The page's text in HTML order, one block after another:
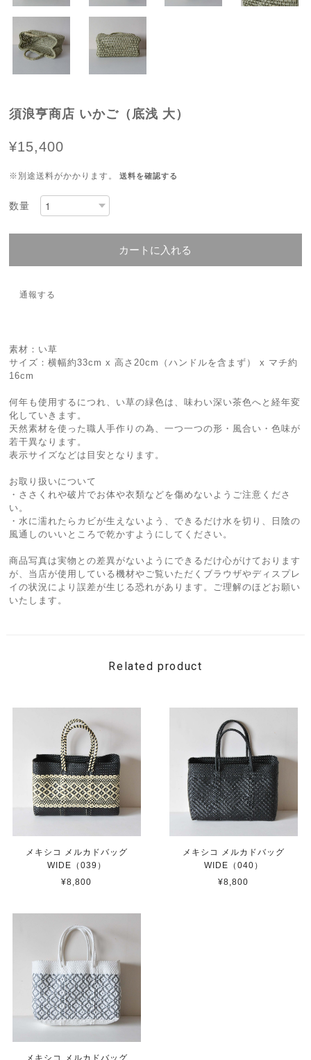
須浪亨商店 いかご（底浅 大）
¥15,400
※別途送料がかかります。 送料を確認する
数量
カートに入れる
通報する
素材：い草
サイズ：横幅約33cm x 高さ20cm（ハンドルを含まず） x マチ約
16cm
何年も使用するにつれ、い草の緑色は、味わい深い茶色へと経年変
化していきます。
天然素材を使った職人手作りの為、一つ一つの形・風合い・色味が
若干異なります。
表示サイズなどは目安となります。
お取り扱いについて
・ささくれや破片でお体や衣類などを傷めないようご注意くださ
い。
・水に濡れたらカビが生えないよう、できるだけ水を切り、日陰の
風通しのいいところで乾かすようにしてください。
商品写真は実物との差異がないようにできるだけ心がけております
が、当店が使用している機材やご覧いただくブラウザやディスプレ
イの状況により誤差が生じる恐れがあります。ご理解のほどお願い
いたします。
Related product
メキシコ メルカドバッグ
WIDE（039）
¥8,800
メキシコ メルカドバッグ
WIDE（040）
¥8,800
メキシコ メルカドバッグ